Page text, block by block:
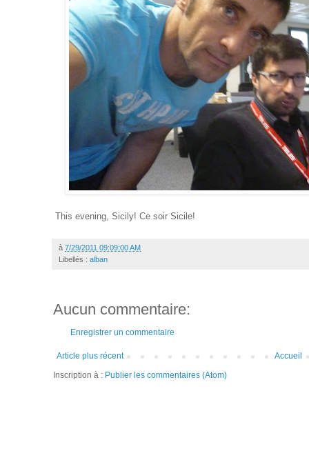
This evening, Sicily! Ce soir Sicile!
à 7/29/2011 09:09:00 AM
Libellés : alban
Aucun commentaire:
Enregistrer un commentaire
Article plus récent
Accueil
Inscription à : Publier les commentaires (Atom)